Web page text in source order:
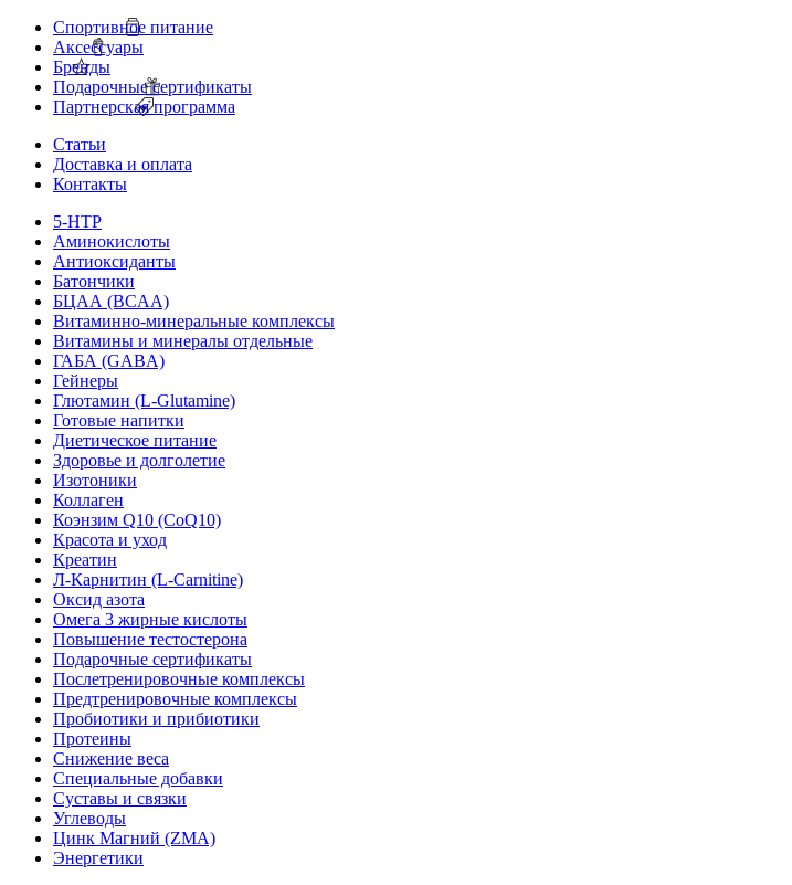
Спортивное питание
Аксессуары
Бренды
Подарочные сертификаты
Партнерская программа
Статьи
Доставка и оплата
Контакты
5-HTP
Аминокислоты
Антиоксиданты
Батончики
БЦАА (BCAA)
Витаминно-минеральные комплексы
Витамины и минералы отдельные
ГАБА (GABA)
Гейнеры
Глютамин (L-Glutamine)
Готовые напитки
Диетическое питание
Здоровье и долголетие
Изотоники
Коллаген
Коэнзим Q10 (CoQ10)
Красота и уход
Креатин
Л-Карнитин (L-Сarnitine)
Оксид азота
Омега 3 жирные кислоты
Повышение тестостерона
Подарочные сертификаты
Послетренировочные комплексы
Предтренировочные комплексы
Пробиотики и прибиотики
Протеины
Снижение веса
Специальные добавки
Суставы и связки
Углеводы
Цинк Магний (ZMA)
Энергетики